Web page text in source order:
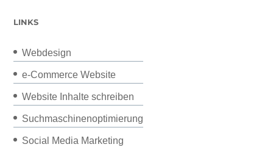
LINKS
Webdesign
e-Commerce Website
Website Inhalte schreiben
Suchmaschinenoptimierung
Social Media Marketing